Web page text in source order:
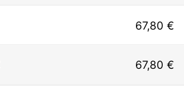
67,80 €
67,80 €